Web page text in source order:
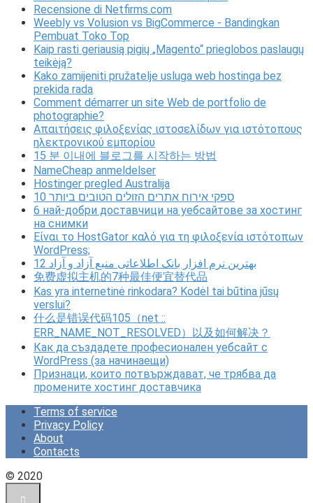
Recensione di Netfirms.com
Weebly vs Volusion vs BigCommerce - Bandingkan
Pembuat Toko Top
Kaip rasti geriausią pigių „Magento“ prieglobos paslaugų
teikėją?
Kako zamijeniti pružatelje usluga web hostinga bez
prekida rada
Comment démarrer un site Web de portfolio de
photographie?
Απαιτήσεις φιλοξενίας ιστοσελίδων για ιστότοπους
ηλεκτρονικού εμπορίου
15 분 이내에 블로그를 시작하는 방법
NameCheap anmeldelser
Hostinger pregled Australija
10 ספקי אירוח אתרים הזולים הטובים ביותר
6 най-добри доставчици на уебсайтове за хостинг
на снимки
Είναι το HostGator καλό για τη φιλοξενία ιστότοπων
WordPress;
12 بهترین نرم افزار بانک اطلاعاتی منبع آزاد و آزاد
免费虚拟主机的7种最佳便宜替代品
Kas yra internetinė rinkodara? Kodėl tai būtina jūsų
verslui?
什么是错误代码105（net ::
ERR_NAME_NOT_RESOLVED）以及如何解决？
Как да създадете професионален уебсайт с
WordPress (за начинаещи)
Признаци, които потвърждават, че трябва да
промените хостинг доставчика
Terms of service
Privacy Policy
About
Contacts
© 2020